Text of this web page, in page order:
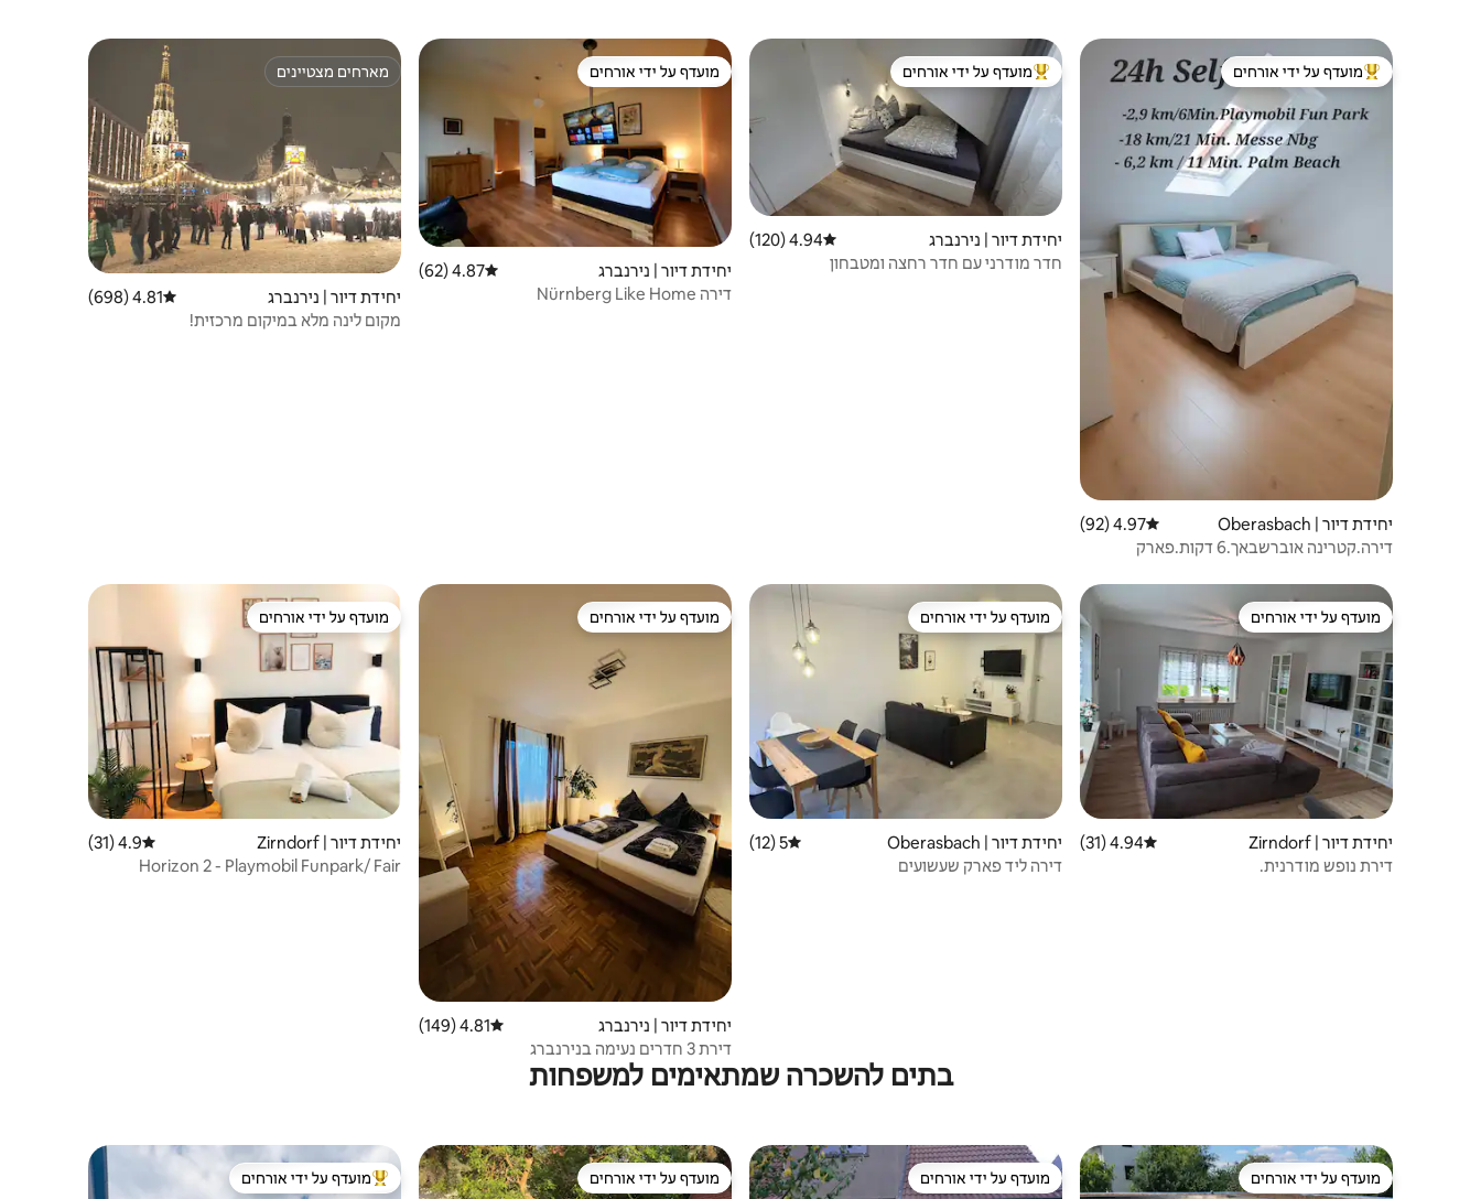
מוביל בקרב נכסים מועדפים על ידי אורחים
מועדף על ידי אורחים
יחידת דיור | Oberasbach דירוג ממוצע של 4.97 מתוך 5, 92 ביקורות
4.97 (92)
דירה.קטרינה אוברשבאך.6 דקות.פארק
מוביל בקרב נכסים מועדפים על ידי אורחים
מועדף על ידי אורחים
יחידת דיור | נירנברג דירוג ממוצע של 4.94 מתוך 5, 120 ביקורות
4.94 (120)
חדר מודרני עם חדר רחצה ומטבחון
מועדף על ידי אורחים
מועדף על ידי אורחים
יחידת דיור | נירנברג דירוג ממוצע של 4.87 מתוך 5, 62 ביקורות
4.87 (62)
דירה Nürnberg Like Home
מארחים מצטיינים
מארחים מצטיינים
יחידת דיור | נירנברג דירוג ממוצע של 4.81 מתוך 5, 698 ביקורות
4.81 (698)
מקום לינה מלא במיקום מרכזית!
מועדף על ידי אורחים
מועדף על ידי אורחים
יחידת דיור | Zirndorf דירוג ממוצע של 4.94 מתוך 5, 31 ביקורות
4.94 (31)
דירת נופש מודרנית.
מועדף על ידי אורחים
מועדף על ידי אורחים
יחידת דיור | Oberasbach דירוג ממוצע של 5 מתוך 5, 12 ביקורות
5 (12)
דירה ליד פארק שעשועים
מועדף על ידי אורחים
מועדף על ידי אורחים
יחידת דיור | נירנברג דירוג ממוצע של 4.81 מתוך 5, 149 ביקורות
4.81 (149)
דירת 3 חדרים נעימה בנירנברג
מועדף על ידי אורחים
מועדף על ידי אורחים
יחידת דיור | Zirndorf דירוג ממוצע של 4.9 מתוך 5, 31 ביקורות
4.9 (31)
Horizon 2 - Playmobil Funpark/ Fair
בתים להשכרה שמתאימים למשפחות
מועדף על ידי אורחים
מועדף על ידי אורחים מועדף על ידי אורחים
מועדף על ידי אורחים מועדף על ידי אורחים
מועדף על ידי אורחים מוביל בקרב נכסים מועדפים על ידי אורחים
מועדף על ידי אורחים